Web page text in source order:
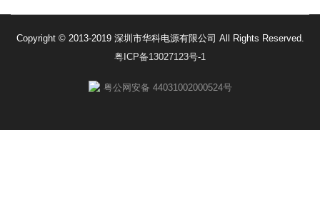
Copyright © 2013-2019 深圳市华科电源有限公司 All Rights Reserved.
粤ICP备13027123号-1
粤公网安备 44031002000524号